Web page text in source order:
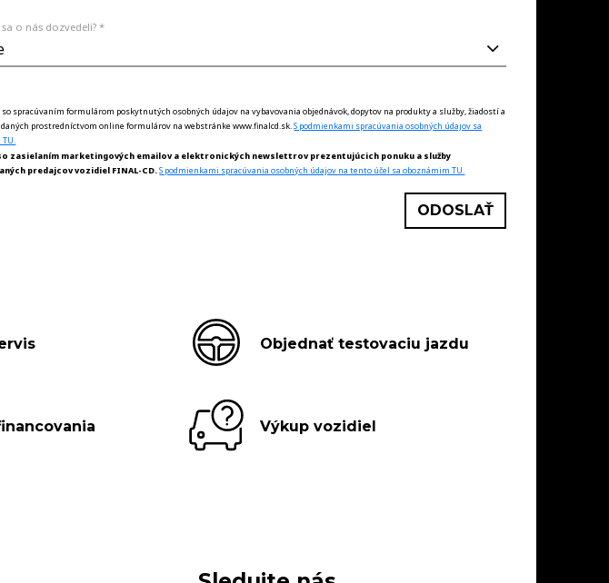
o nás dozvedeli? *
spracúvaním formulárom poskytnutých osobných údajov na vybavovania objednávok, dopytov na produkty a služby, žiadostí a
prostredníctvom online formulárov na webstránke www.finalcd.sk.S podmienkami spracúvania osobných údajov sa
zasielaním marketingových emailov a elektronických newslettrov prezentujúcich ponuku a služby
predajcov vozidiel FINAL-CD. S podmienkami spracúvania osobných údajov na tento účel sa oboznámim TU.
Objednať testovaciu jazdu
Výkup vozidiel